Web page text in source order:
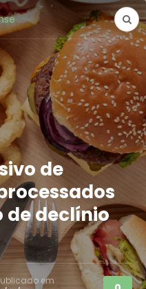
de
de declínio
em